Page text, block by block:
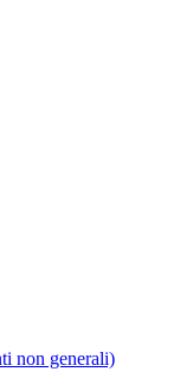
non generali)